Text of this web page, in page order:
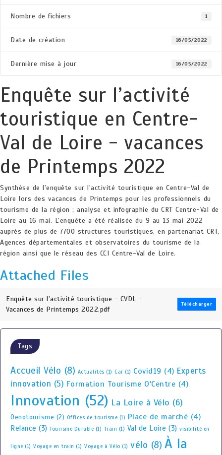
Nombre de fichiers 1
Date de création 16/05/2022
Dernière mise à jour 16/05/2022
Enquête sur l’activité
touristique en Centre-
Val de Loire - vacances
de Printemps 2022
Synthèse de l’enquête sur l'activité touristique en Centre-Val de
Loire lors des vacances de Printemps pour les professionnels du
tourisme de la région ; analyse et infographie du CRT Centre-Val de
Loire au 16 mai. L’enquête a été réalisée du 9 au 13 mai 2022
auprès de plus de 7700 structures touristiques, en partenariat CRT,
Agences départementales et observatoires du tourisme de la
région ainsi que le réseau des CCI Centre-Val de Loire.
Attached Files
Enquête sur l’activité touristique - CVDL -
Vacances de Printemps 2022.pdf
Télécharger
Tags
Accueil Vélo (8) Actualités (1) Car (1) Covid19 (4) Experts
innovation (5) Formation Tourisme O'Centre (4)
Innovation (52) La Loire à Vélo (6)
Oenotourisme (2) Offices de tourisme (1) Place de marché (4)
Relance (3) Tourisme Durable (1) Train (1) Val de Loire (3) visibilité en
ligne (1) Voyage en train (1) Voyage à Vélo (1) vélo (8) À la